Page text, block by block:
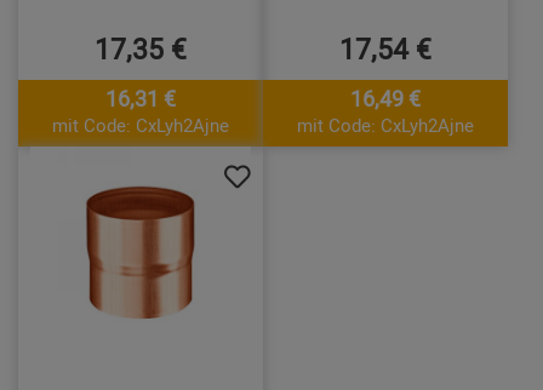
17,35 €
16,31 €
mit Code: CxLyh2Ajne
17,54 €
16,49 €
mit Code: CxLyh2Ajne